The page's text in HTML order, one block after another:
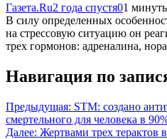
Газета.Ru2 года спустя01
В силу определенных
на стрессовую ситуацию он
трех гормонов: адреналина,
Навигация по
Предыдущая: STM: создано
смертельного для человека в
Далее: Жертвами трех терактов